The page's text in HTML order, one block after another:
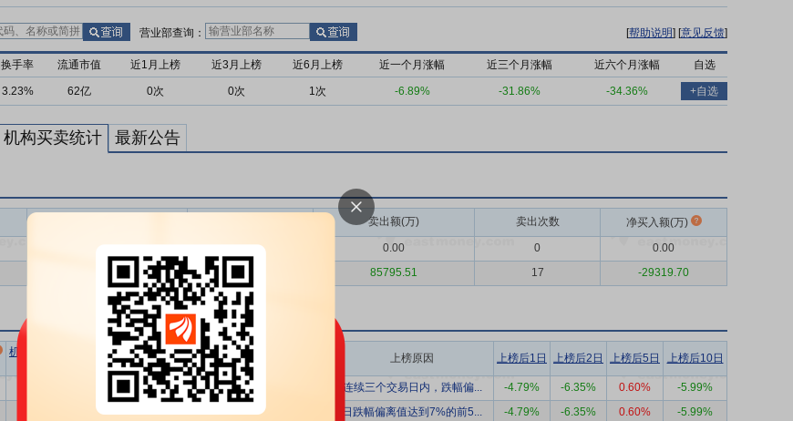
营业部查询： [帮助说明] [意见反馈]
换手率 流通市值 近1月上榜 近3月上榜 近6月上榜 近一个月涨幅 近三个月涨幅 近六个月涨幅 自选
3.23% 62亿 0次 0次 1次 -6.89% -31.86% -34.36% +自选
机构买卖统计 最新公告
卖出额(万) 卖出次数
净买入额(万)
0.00 0 0.00 0
0.00
85795.51 17 -29319.70
机构卖出
机构买入
净额(万)
市场总
成交额(万)
净买额占
总成交比
上榜原因 上榜后1日 上榜后2日 上榜后5日 上榜后10日
375919.34 -2.13% 29.19% 连续三个交易日内，跌幅偏... -4.79% -6.35% 0.60%
-5.99%
-3518.66 274828.92 -1.28% 29.19% 日跌幅偏离值达到7%的前5... -4.79% -6.35% 0.60%
-5.99%